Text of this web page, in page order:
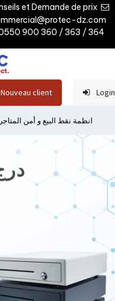
et Demande de prix
dz.com
900 360 / 363 / 364
Nouveau client Login
انظمة نقط البيع و أمن المتاجر